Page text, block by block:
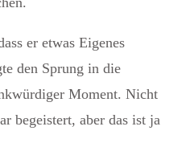
er etwas Eigenes
den Sprung in die
Moment. Nicht
begeistert, aber das ist ja